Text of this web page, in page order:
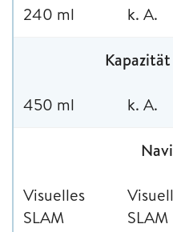
240 ml k. A.
450 ml k. A.
Visuelles
SLAM
SLAM